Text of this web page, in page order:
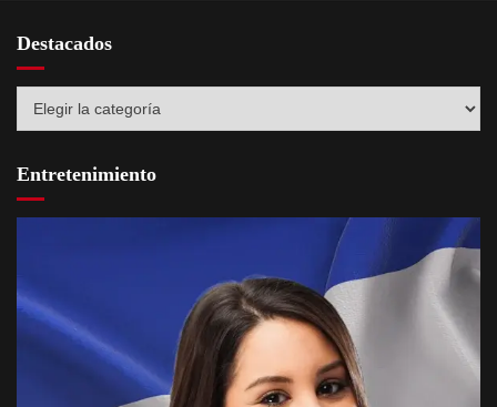
Destacados
Entretenimiento